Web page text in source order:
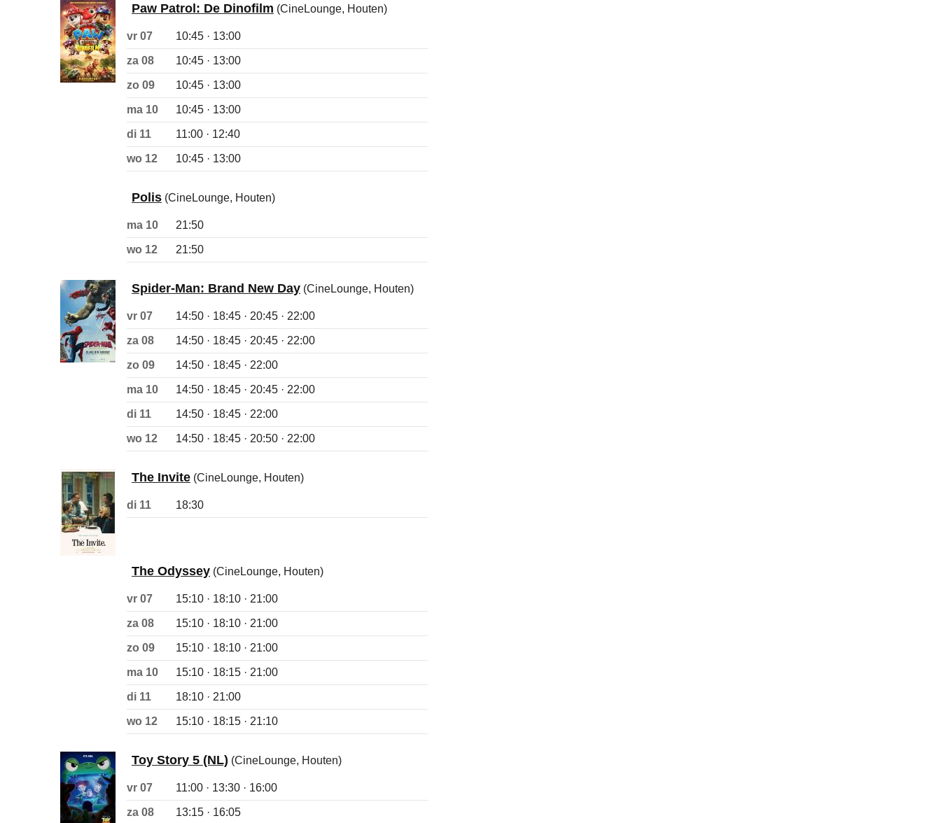
Paw Patrol: De Dinofilm (CineLounge, Houten)
vr 07 10:45 · 13:00
za 08 10:45 · 13:00
zo 09 10:45 · 13:00
ma 10 10:45 · 13:00
di 11 11:00 · 12:40
wo 12 10:45 · 13:00
Polis (CineLounge, Houten)
ma 10 21:50
wo 12 21:50
Spider-Man: Brand New Day (CineLounge, Houten)
vr 07 14:50 · 18:45 · 20:45 · 22:00
za 08 14:50 · 18:45 · 20:45 · 22:00
zo 09 14:50 · 18:45 · 22:00
ma 10 14:50 · 18:45 · 20:45 · 22:00
di 11 14:50 · 18:45 · 22:00
wo 12 14:50 · 18:45 · 20:50 · 22:00
The Invite (CineLounge, Houten)
di 11 18:30
The Odyssey (CineLounge, Houten)
vr 07 15:10 · 18:10 · 21:00
za 08 15:10 · 18:10 · 21:00
zo 09 15:10 · 18:10 · 21:00
ma 10 15:10 · 18:15 · 21:00
di 11 18:10 · 21:00
wo 12 15:10 · 18:15 · 21:10
Toy Story 5 (NL) (CineLounge, Houten)
vr 07 11:00 · 13:30 · 16:00
za 08 13:15 · 16:05